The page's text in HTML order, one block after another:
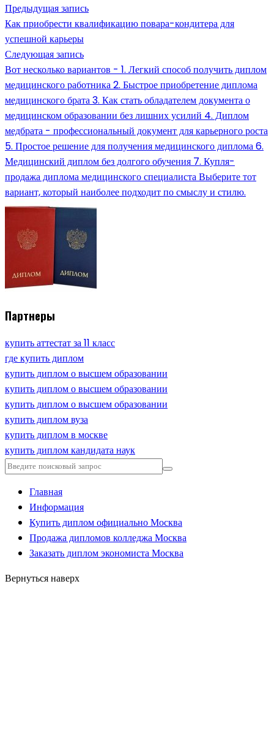
Предыдущая запись
Как приобрести квалификацию повара-кондитера для
успешной карьеры
Следующая запись
Вот несколько вариантов - 1. Легкий способ получить диплом
медицинского работника 2. Быстрое приобретение диплома
медицинского брата 3. Как стать обладателем документа о
медицинском образовании без лишних усилий 4. Диплом
медбрата - профессиональный документ для карьерного роста
5. Простое решение для получения медицинского диплома 6.
Медицинский диплом без долгого обучения 7. Купля-
продажа диплома медицинского специалиста Выберите тот
вариант, который наиболее подходит по смыслу и стилю.
Партнеры
купить аттестат за 11 класс
где купить диплом
купить диплом о высшем образовании
купить диплом о высшем образовании
купить диплом о высшем образовании
купить диплом вуза
купить диплом в москве
купить диплом кандидата наук
Главная
Информация
Купить диплом официально Москва
Продажа дипломов колледжа Москва
Заказать диплом экономиста Москва
Вернуться наверх